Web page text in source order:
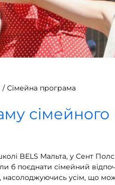
/ Сімейна програма
BELS Мальта, у Сент
б поєднати сімейний
насолоджуючись усім, що